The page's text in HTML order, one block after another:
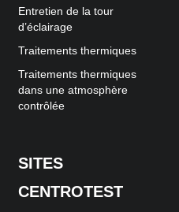
Entretien de la tour
d’éclairage
Traitements thermiques
Traitements thermiques
dans une atmosphère
contrôlée
SITES
CENTROTEST